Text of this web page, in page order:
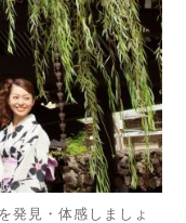
発見・体感しましょ